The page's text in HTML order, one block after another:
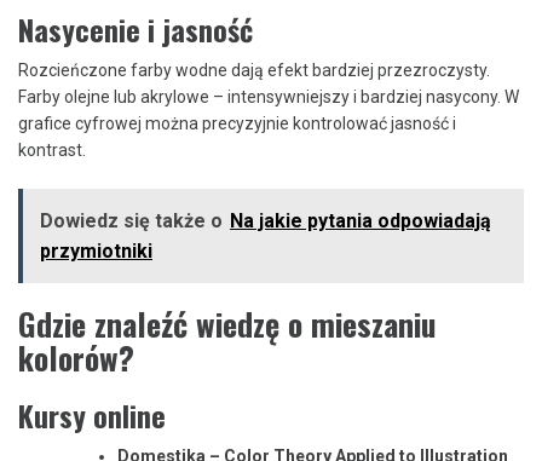
Nasycenie i jasność
Rozcieńczone farby wodne dają efekt bardziej przezroczysty.
Farby olejne lub akrylowe – intensywniejszy i bardziej nasycony. W
grafice cyfrowej można precyzyjnie kontrolować jasność i
kontrast.
Dowiedz się także o Na jakie pytania odpowiadają
przymiotniki
Gdzie znaleźć wiedzę o mieszaniu
kolorów?
Kursy online
Domestika – Color Theory Applied to Illustration